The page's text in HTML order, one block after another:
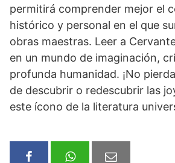
permitirá comprender mejor el
histórico y personal en el que
obras maestras. Leer a
en un mundo de imaginación,
profunda humanidad. ¡No
de descubrir o redescubrir las
este ícono de la literatura